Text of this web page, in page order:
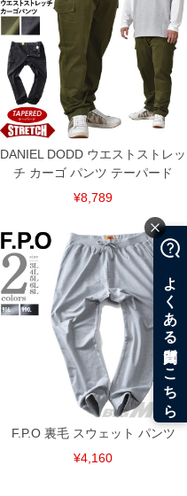
DANIEL DODD ウエストストレッ
チ カーゴ パンツ テーパード
¥8,789
F.P.O 裏毛 スウェット パンツ
¥4,160